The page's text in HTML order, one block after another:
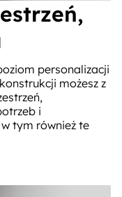
personalizacji
możesz z
i
tym również te